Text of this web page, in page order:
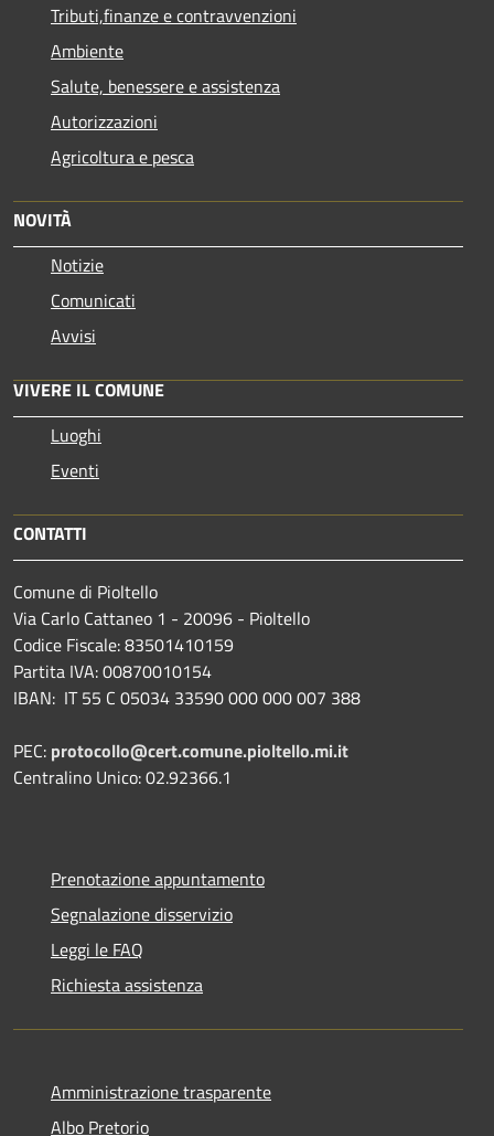
Tributi,finanze e contravvenzioni
Ambiente
Salute, benessere e assistenza
Autorizzazioni
Agricoltura e pesca
NOVITÀ
Notizie
Comunicati
Avvisi
VIVERE IL COMUNE
Luoghi
Eventi
CONTATTI
Comune di Pioltello
Via Carlo Cattaneo 1 - 20096 - Pioltello
Codice Fiscale: 83501410159
Partita IVA: 00870010154
IBAN: IT 55 C 05034 33590 000 000 007 388
PEC: protocollo@cert.comune.pioltello.mi.it
Centralino Unico: 02.92366.1
Prenotazione appuntamento
Segnalazione disservizio
Leggi le FAQ
Richiesta assistenza
Amministrazione trasparente
Albo Pretorio